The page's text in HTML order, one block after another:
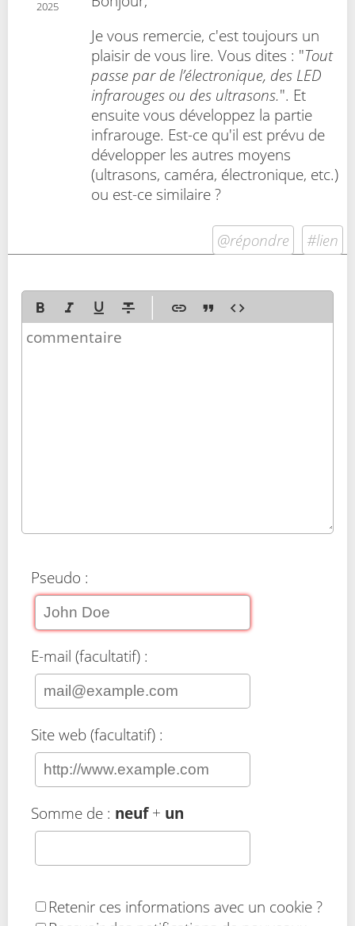
2025
Je vous remercie, c'est toujours un
plaisir de vous lire. Vous dites : "Tout
passe par de l’électronique, des LED
infrarouges ou des ultrasons.". Et
ensuite vous développez la partie
infrarouge. Est-ce qu'il est prévu de
développer les autres moyens
(ultrasons, caméra, électronique, etc.)
ou est-ce similaire ?
@répondre #lien
Pseudo :
E-mail (facultatif) :
Site web (facultatif) :
Somme de : neuf+ un
Retenir ces informations avec un cookie ?